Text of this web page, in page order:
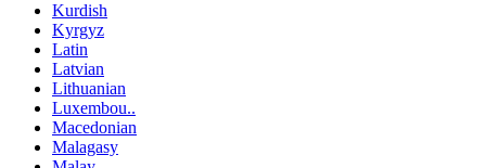
Kurdish
Kyrgyz
Latin
Latvian
Lithuanian
Luxembou..
Macedonian
Malagasy